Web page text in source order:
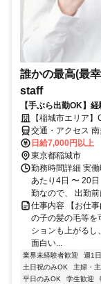
誰かの最高(最
staff
【手ぶら出勤OK】
【稲城市エリア
交通・アクセス
す♪
日給7,000円以上
東京都稲城市
勤務時間詳細 実
あたり4日 〜 20
勤なので、 出勤
仕事内容 【お仕
の子の髪の毛等を
ションも上がるし
面白い...
業界未経験者歓迎 週1
土日祝のみOK
主婦・
平日のみOK
学生歓迎